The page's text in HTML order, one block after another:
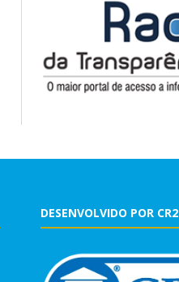
DESENVOLVIDO POR CR2